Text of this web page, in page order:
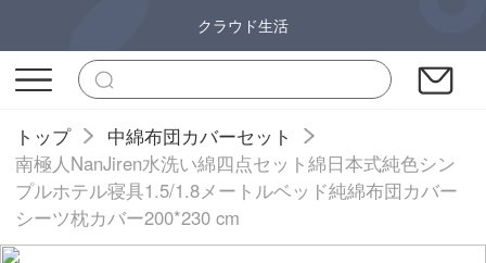
クラウド生活
トップ
中綿布団カバーセット
南極人NanJiren水洗い綿四点セット綿日本式純色シン
プルホテル寝具1.5/1.8メートルベッド純綿布団カバー
シーツ枕カバー200*230 cm